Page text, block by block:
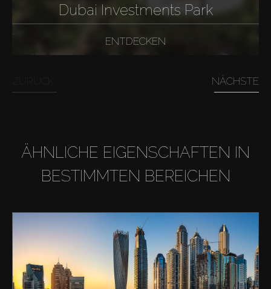
Dubai Investments Park
ENTDECKEN
NÄCHSTE
ÄHNLICHE EIGENSCHAFTEN IN
BESTIMMTEN BEREICHEN